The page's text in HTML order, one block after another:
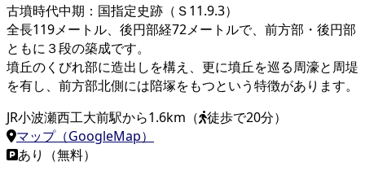
古墳時代中期：国指定史跡（Ｓ11.9.3）
全長119メートル、後円部経72メートルで、前方部・後円部
ともに３段の築成です。
墳丘のくびれ部に造出しを構え、更に墳丘を巡る周濠と周堤
を有し、前方部北側には陪塚をもつという特徴があります。
JR小波瀬西工大前駅から1.6km（ 徒歩で20分）
マップ（GoogleMap）
あり（無料）